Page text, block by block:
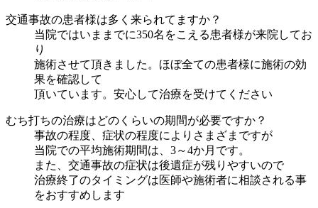
交通事故の患者様は多く来られてますか？
当院ではいままでに350名をこえる患者様が来院してお
り
施術させて頂きました。ほぼ全ての患者様に施術の効
果を確認して
頂いています。安心して治療を受けてください
むち打ちの治療はどのくらいの期間が必要ですか？
事故の程度、症状の程度によりさまざまですが
当院での平均施術期間は、3～4か月です。
また、交通事故の症状は後遺症が残りやすいので
治療終了のタイミングは医師や施術者に相談される事
をおすすめします